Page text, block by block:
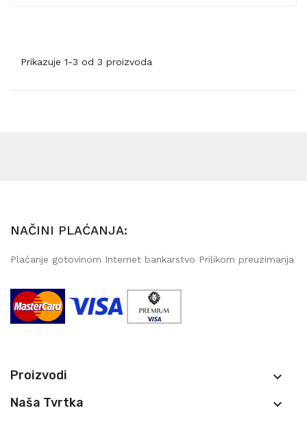
Prikazuje 1-3 od 3 proizvoda
NAČINI PLAĆANJA:
Plaćanje gotovinom Internet bankarstvo Prilikom preuzimanja
Proizvodi 
Naša Tvrtka 